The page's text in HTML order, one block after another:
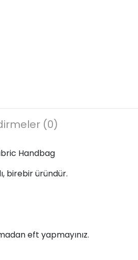
(0)
Handbag
birebir üründür.
eft yapmayınız.